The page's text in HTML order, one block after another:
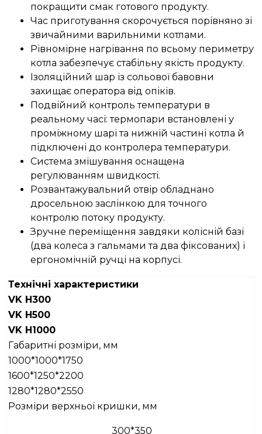
покращити смак готового продукту.
Час приготування скорочується порівняно зі
звичайними варильними котлами.
Рівномірне нагрівання по всьому периметру
котла забезпечує стабільну якість продукту.
Ізоляційний шар із сольової бавовни
захищає оператора від опіків.
Подвійний контроль температури в
реальному часі: термопари встановлені у
проміжному шарі та нижній частині котла й
підключені до контролера температури.
Система змішування оснащена
регулюванням швидкості.
Розвантажувальний отвір обладнано
дросельною заслінкою для точного
контролю потоку продукту.
Зручне переміщення завдяки колісній базі
(два колеса з гальмами та два фіксованих) і
ергономічній ручці на корпусі.
Технічні характеристики
VK H300
VK H500
VK H1000
Габаритні розміри, мм
1000*1000*1750
1600*1250*2200
1280*1280*2550
Розміри верхньої кришки, мм
300*350